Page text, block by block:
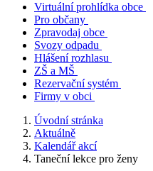
Virtuální prohlídka obce
Pro občany
Zpravodaj obce
Svozy odpadu
Hlášení rozhlasu
ZŠ a MŠ
Rezervační systém
Firmy v obci
Úvodní stránka
Aktuálně
Kalendář akcí
Taneční lekce pro ženy